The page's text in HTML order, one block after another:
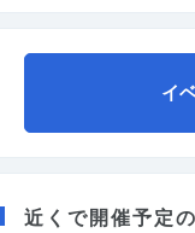
イ
近くで開催予定